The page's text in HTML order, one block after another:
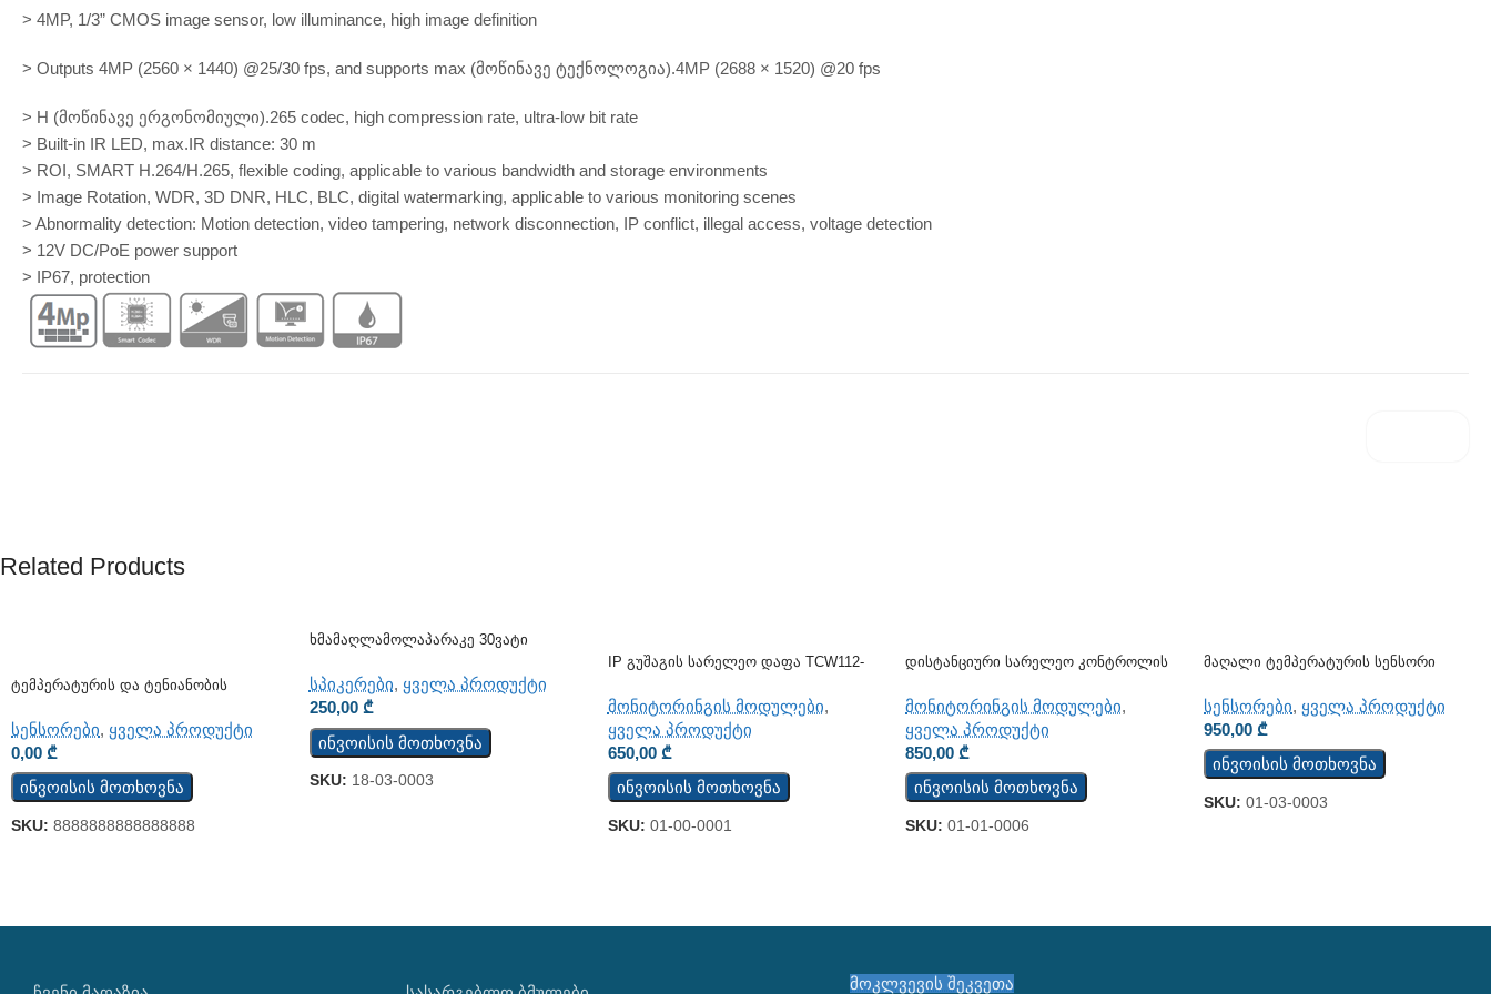
> 4MP, 1/3” CMOS image sensor, low illuminance, high image definition
> Outputs 4MP (2560 × 1440) @25/30 fps, and supports max (მოწინავე ტექნოლოგია).4MP (2688 × 1520) @20 fps
> H (მოწინავე ერგონომიული).265 codec, high compression rate, ultra-low bit rate
> Built-in IR LED, max.IR distance: 30 m
> ROI, SMART H.264/H.265, flexible coding, applicable to various bandwidth and storage environments
> Image Rotation, WDR, 3D DNR, HLC, BLC, digital watermarking, applicable to various monitoring scenes
> Abnormality detection: Motion detection, video tampering, network disconnection, IP conflict, illegal access, voltage detection
> 12V DC/PoE power support
> IP67, protection
Related Products
Ტემპერატურის Და Ტენიანობის
სენსორები, ყველა პროდუქტი
0,00 ₾
ინვოისის მოთხოვნა
SKU: 8888888888888888
Ხმამაღლამოლაპარაკე 30ვატი
სპიკერები, ყველა პროდუქტი
250,00 ₾
ინვოისის მოთხოვნა
SKU: 18-03-0003
IP Გუშაგის Სარელეო Დაფა TCW112-
მონიტორინგის მოდულები,
ყველა პროდუქტი
650,00 ₾
ინვოისის მოთხოვნა
SKU: 01-00-0001
Დისტანციური Სარელეო Კონტროლის
მონიტორინგის მოდულები,
ყველა პროდუქტი
850,00₾
ინვოისის მოთხოვნა
SKU:01-01-0006
Მაღალი Ტემპერატურის Სენსორი
სენსორები, ყველა პროდუქტი
950,00₾
ინვოისის მოთხოვნა
SKU:01-03-0003
მოკლვევის შეკვეთა